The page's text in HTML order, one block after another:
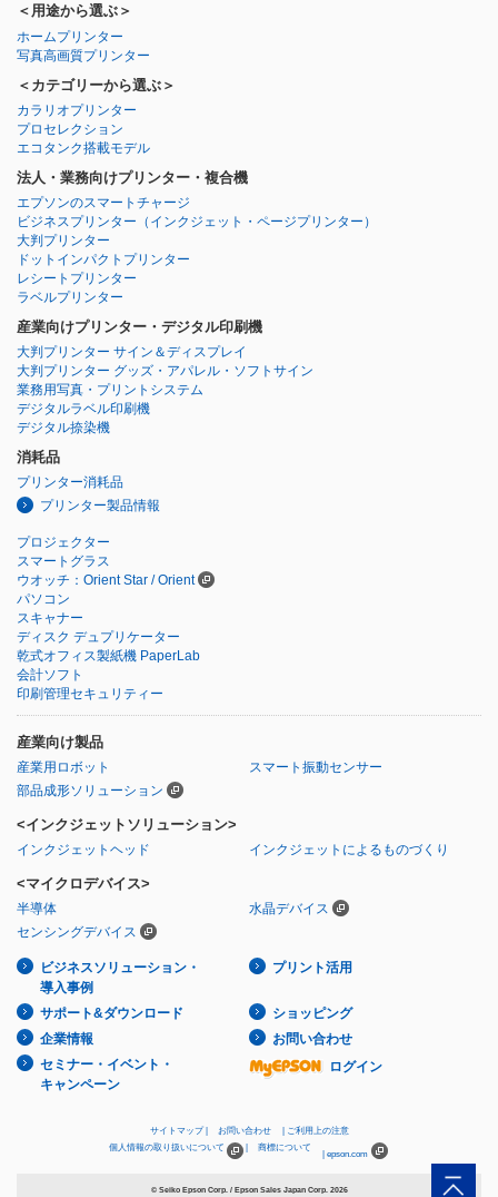
＜用途から選ぶ＞
ホームプリンター
写真高画質プリンター
＜カテゴリーから選ぶ＞
カラリオプリンター
プロセレクション
エコタンク搭載モデル
法人・業務向けプリンター・複合機
エプソンのスマートチャージ
ビジネスプリンター （インクジェット・ページプリンター）
大判プリンター
ドットインパクトプリンター
レシートプリンター
ラベルプリンター
産業向けプリンター・デジタル印刷機
大判プリンター サイン＆ディスプレイ
大判プリンター グッズ・アパレル・ソフトサイン
業務用写真・プリントシステム
デジタルラベル印刷機
デジタル捺染機
消耗品
プリンター消耗品
プリンター製品情報
プロジェクター
スマートグラス
ウオッチ：Orient Star / Orient
パソコン
スキャナー
ディスク デュプリケーター
乾式オフィス製紙機 PaperLab
会計ソフト
印刷管理セキュリティー
産業向け製品
産業用ロボット
スマート振動センサー
部品成形ソリューション
<インクジェットソリューション>
インクジェットヘッド インクジェットによるものづくり
<マイクロデバイス>
半導体
水晶デバイス
センシングデバイス
ビジネスソリューション・
導入事例
プリント活用
サポート&ダウンロード
ショッピング
企業情報
お問い合わせ
セミナー・イベント・
キャンペーン
ログイン
サイトマップ お問い合わせ
ご利用上の注意
個人情報の取り扱いについて
商標について
epson.com
© Seiko Epson Corp. / Epson Sales Japan Corp. 2026